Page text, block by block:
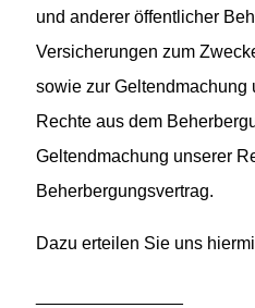
und anderer öffentlicher
Versicherungen zum
sowie zur Geltendmachung
Rechte aus dem
Geltendmachung unserer
Beherbergungsvertrag.
Dazu erteilen Sie uns